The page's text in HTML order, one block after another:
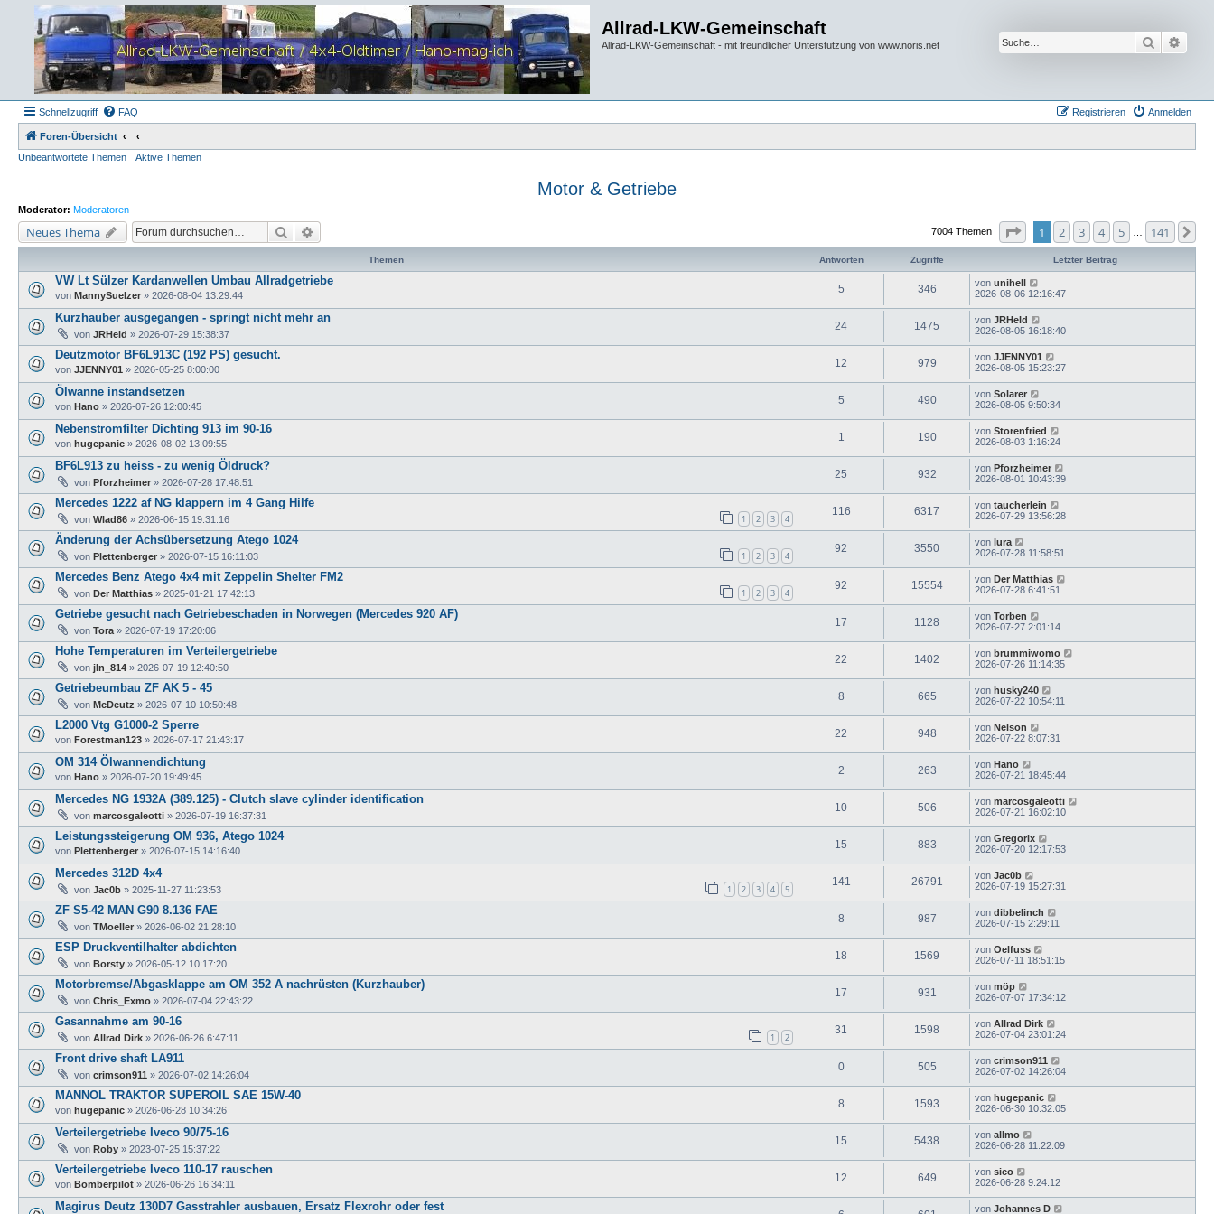
Allrad-LKW-Gemeinschaft
Allrad-LKW-Gemeinschaft - mit freundlicher Unterstützung von www.noris.net Suche
Schnellzugriff FAQ Anmelden
Registrieren
Foren-Übersicht
Unbeantwortete Themen
Aktive Themen
Motor & Getriebe
Moderator: Moderatoren
Neues Thema Suche 7004 Themen Seite von141
1 2 3 4 5 141
Themen Antworten Zugriffe Letzter Beitrag
VW Lt Sülzer Kardanwellen Umbau Allradgetriebe
von MannySuelzer » 2026-08-04 13:29:44
5 346 von unihell
2026-08-06 12:16:47
Kurzhauber ausgegangen - springt nicht mehr an
von JRHeld » 2026-07-29 15:38:37
24 1475 von JRHeld
2026-08-05 16:18:40
Deutzmotor BF6L913C (192 PS) gesucht.
von JJENNY01 » 2026-05-25 8:00:00
12 979 von JJENNY01
2026-08-05 15:23:27
Ölwanne instandsetzen
von Hano » 2026-07-26 12:00:45
5 490 von Solarer
2026-08-05 9:50:34
Nebenstromfilter Dichting 913 im 90-16
von hugepanic » 2026-08-02 13:09:55
1 190 von Storenfried
2026-08-03 1:16:24
BF6L913 zu heiss - zu wenig Öldruck?
von Pforzheimer » 2026-07-28 17:48:51
25 932 von Pforzheimer
2026-08-01 10:43:39
Mercedes 1222 af NG klappern im 4 Gang Hilfe
von Wlad86 » 2026-06-15 19:31:16 1 2 3 4
116 6317 von taucherlein
2026-07-29 13:56:28
Änderung der Achsübersetzung Atego 1024
von Plettenberger » 2026-07-15 16:11:03 1 2 3 4
92 3550 von lura
2026-07-28 11:58:51
Mercedes Benz Atego 4x4 mit Zeppelin Shelter FM2
von Der Matthias » 2025-01-21 17:42:13 1 2 3 4
92 15554 von Der Matthias
2026-07-28 6:41:51
Getriebe gesucht nach Getriebeschaden in Norwegen (Mercedes 920 AF)
von Tora » 2026-07-19 17:20:06
17 1128 von Torben
2026-07-27 2:01:14
Hohe Temperaturen im Verteilergetriebe
von jln_814 » 2026-07-19 12:40:50
22 1402 von brummiwomo
2026-07-26 11:14:35
Getriebeumbau ZF AK 5 - 45
von McDeutz » 2026-07-10 10:50:48
8 665 von husky240
2026-07-22 10:54:11
L2000 Vtg G1000-2 Sperre
von Forestman123 » 2026-07-17 21:43:17
22 948 von Nelson
2026-07-22 8:07:31
OM 314 Ölwannendichtung
von Hano » 2026-07-20 19:49:45
2 263 von Hano
2026-07-21 18:45:44
Mercedes NG 1932A (389.125) - Clutch slave cylinder identification
von marcosgaleotti » 2026-07-19 16:37:31
10 506 von marcosgaleotti
2026-07-21 16:02:10
Leistungssteigerung OM 936, Atego 1024
von Plettenberger » 2026-07-15 14:16:40
15 883 von Gregorix
2026-07-20 12:17:53
Mercedes 312D 4x4
von Jac0b » 2025-11-27 11:23:53 1 2 3 4 5
141 26791 von Jac0b
2026-07-19 15:27:31
ZF S5-42 MAN G90 8.136 FAE
von TMoeller » 2026-06-02 21:28:10
8 987 von dibbelinch
2026-07-15 2:29:11
ESP Druckventilhalter abdichten
von Borsty » 2026-05-12 10:17:20
18 1569 von Oelfuss
2026-07-11 18:51:15
Motorbremse/Abgasklappe am OM 352 A nachrüsten (Kurzhauber)
von Chris_Exmo » 2026-07-04 22:43:22
17 931 von möp
2026-07-07 17:34:12
Gasannahme am 90-16
von Allrad Dirk » 2026-06-26 6:47:11 1 2
31 1598 von Allrad Dirk
2026-07-04 23:01:24
Front drive shaft LA911
von crimson911 » 2026-07-02 14:26:04
0 505 von crimson911
2026-07-02 14:26:04
MANNOL TRAKTOR SUPEROIL SAE 15W-40
von hugepanic » 2026-06-28 10:34:26
8 1593 von hugepanic
2026-06-30 10:32:05
Verteilergetriebe Iveco 90/75-16
von Roby » 2023-07-25 15:37:22
15 5438 von allmo
2026-06-28 11:22:09
Verteilergetriebe Iveco 110-17 rauschen
von Bomberpilot » 2026-06-26 16:34:11
12 649 von sico
2026-06-28 9:24:12
Magirus Deutz 130D7 Gasstrahler ausbauen, Ersatz Flexrohr oder fest von Johannes D